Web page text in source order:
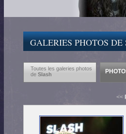
GALERIES PHOTOS
Toutes les galeries photos
de Slash
<<